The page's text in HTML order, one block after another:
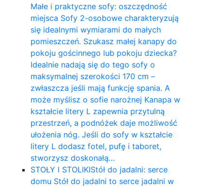
Małe i praktyczne sofy: oszczędność
miejsca Sofy 2-osobowe charakteryzują
się idealnymi wymiarami do małych
pomieszczeń. Szukasz małej kanapy do
pokoju gościnnego lub pokoju dziecka?
Idealnie nadają się do tego sofy o
maksymalnej szerokości 170 cm –
zwłaszcza jeśli mają funkcję spania. A
może myślisz o sofie narożnej Kanapa w
kształcie litery L zapewnia przytulną
przestrzeń, a podnóżek daje możliwość
ułożenia nóg. Jeśli do sofy w kształcie
litery L dodasz fotel, pufę i taboret,
stworzysz doskonałą…
STOŁY I STOLIKIStół do jadalni: serce
domu Stół do jadalni to serce jadalni w